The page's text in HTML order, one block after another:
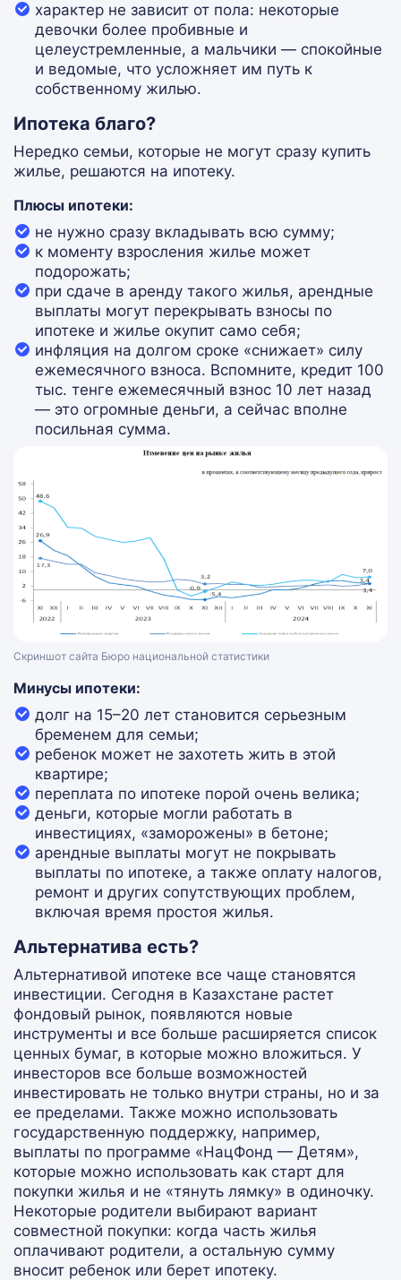
характер не зависит от пола: некоторые
девочки более пробивные и
целеустремленные, а мальчики — спокойные
и ведомые, что усложняет им путь к
собственному жилью.
Ипотека благо?
Нередко семьи, которые не могут сразу купить
жилье, решаются на ипотеку.
Плюсы ипотеки:
не нужно сразу вкладывать всю сумму;
к моменту взросления жилье может
подорожать;
при сдаче в аренду такого жилья, арендные
выплаты могут перекрывать взносы по
ипотеке и жилье окупит само себя;
инфляция на долгом сроке «снижает» силу
ежемесячного взноса. Вспомните, кредит 100
тыс. тенге ежемесячный взнос 10 лет назад
— это огромные деньги, а сейчас вполне
посильная сумма.
Скриншот сайта Бюро национальной статистики
Минусы ипотеки:
долг на 15–20 лет становится серьезным
бременем для семьи;
ребенок может не захотеть жить в этой
квартире;
переплата по ипотеке порой очень велика;
деньги, которые могли работать в
инвестициях, «заморожены» в бетоне;
арендные выплаты могут не покрывать
выплаты по ипотеке, а также оплату налогов,
ремонт и других сопутствующих проблем,
включая время простоя жилья.
Альтернатива есть?
Альтернативой ипотеке все чаще становятся
инвестиции. Сегодня в Казахстане растет
фондовый рынок, появляются новые
инструменты и все больше расширяется список
ценных бумаг, в которые можно вложиться. У
инвесторов все больше возможностей
инвестировать не только внутри страны, но и за
ее пределами. Также можно использовать
государственную поддержку, например,
выплаты по программе «НацФонд — Детям»,
которые можно использовать как старт для
покупки жилья и не «тянуть лямку» в одиночку.
Некоторые родители выбирают вариант
совместной покупки: когда часть жилья
оплачивают родители, а остальную сумму
вносит ребенок или берет ипотеку.